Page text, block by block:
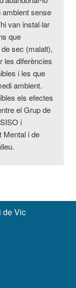
ambient sense
van instal·lar
que
sec (malalt),
les diferències
i les que
ambient.
els efectes
el Grup de
i
Mental i de